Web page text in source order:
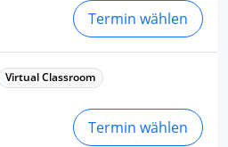
Termin wählen
Virtual Classroom
Termin wählen